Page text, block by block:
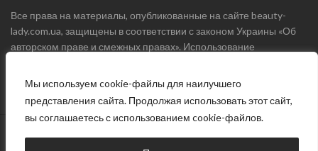
Мы используем cookie-файлы для наилучшего
представления сайта. Продолжая использовать этот сайт,
вы соглашаетесь с использованием cookie-файлов.
Все права на материалы, опубликованные на сайте beauty-
lady.com.ua, защищены в соответствии с законом Украины «Об
авторском праве и смежных правах». Использование
письменного разрешения редакции не допускается.
Главная О проекте Блог Контакты